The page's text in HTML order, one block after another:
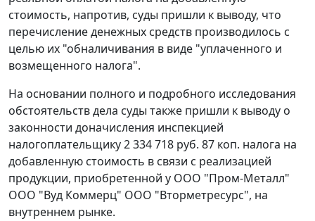
стоимость, напротив, суды пришли к выводу, что
перечисление денежных средств производилось с
целью их "обналичивания в виде "уплаченного и
возмещенного налога".
На основании полного и подробного исследования
обстоятельств дела суды также пришли к выводу о
законности доначисления инспекцией
налогоплательщику 2 334 718 руб. 87 коп. налога на
добавленную стоимость в связи с реализацией
продукции, приобретенной у ООО "Пром-Металл"
ООО "Вуд Коммерц" ООО "Вторметресурс", на
внутреннем рынке.